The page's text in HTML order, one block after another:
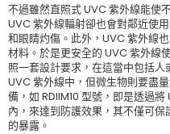
不過雖然直照式 UVC 紫外線能使
UVC 紫外線輻射卻也會對鄰近使
和眼睛灼傷。此外，UVC 紫外線
材料。於是更安全的 UVC 紫外線
照一套設計要求，在這當中包括
UVC 紫外線中，但微生物則要盡
備，如 RDIIM10 型號，即是透過
內，來達到防護效果，其不僅可
的暴露。